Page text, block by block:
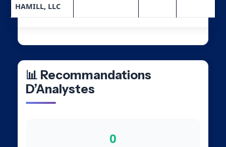
HAMILL, LLC
📊 Recommandations
D’Analystes
0